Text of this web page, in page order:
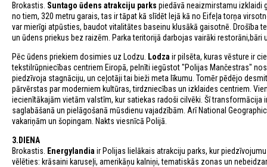
Brokastis. Suntago ūdens atrakciju parks piedāvā neaizmirstamu izklaidi
no tiem, 320 metru garais, tas ir tāpat kā slīdēt lejā kā no Eifeļa torņa
var mierīgi atpūsties, baudot vitalitātes baseinu klusākā gaisotnē. Drošība
un ūdens priekus bez raizēm. Parka teritorijā darbojas vairāki
Pēc ūdens priekiem dosimies uz Lodzu.
Lodza ir pilsēta, kuras vēsture ir
tekstilrūpniecības centriem Eiropā, pelnīti iegūstot "Polijas Mančestras"
piedzīvoja stagnāciju, un ceļotāji tai bieži meta līkumu. Tomēr pēdējo
pārvērstas par moderniem kultūras, tirdzniecības un izklaides centriem.
iecienītākajām vietām valstīm, kur satiekas radoši cilvēki. Šī
saglabāšanā un pielāgošanā mūsdienu vajadzībām. Arī National
vakariņām un šopingam. Nakts viesnīcā Polijā.
3.DIENA
Brokastis.
Energylandia ir Polijas lielākais atrakciju parks, kur
vēlēties: krāsaini karuseļi, amerikāņu kalniņi, tematiskās zonas un